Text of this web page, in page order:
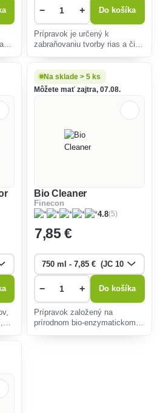
− + Do košíka
Prípravok je určený k
zabraňovaniu tvorby rias a čistí
Na sklade > 5 ks
Môžete mať zajtra, 07.08.
Bio Cleaner
Finecon
4.8(5)
7,85 €
− + Do košíka
Prípravok založený na
prírodnom bio-enzymatickom